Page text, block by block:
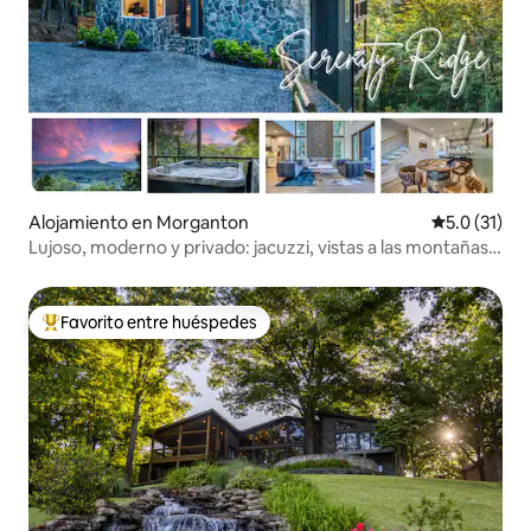
Alojamiento en Morganton Calificación
5.0 (31)
Lujoso, moderno y privado: jacuzzi, vistas a las montañas,
Favorito entre huéspedes preferido
Favorito entre huéspedes